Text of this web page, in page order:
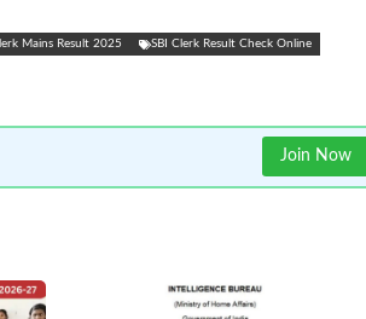
Mains Result 2025 SBI Clerk Result Check Online
Join Now